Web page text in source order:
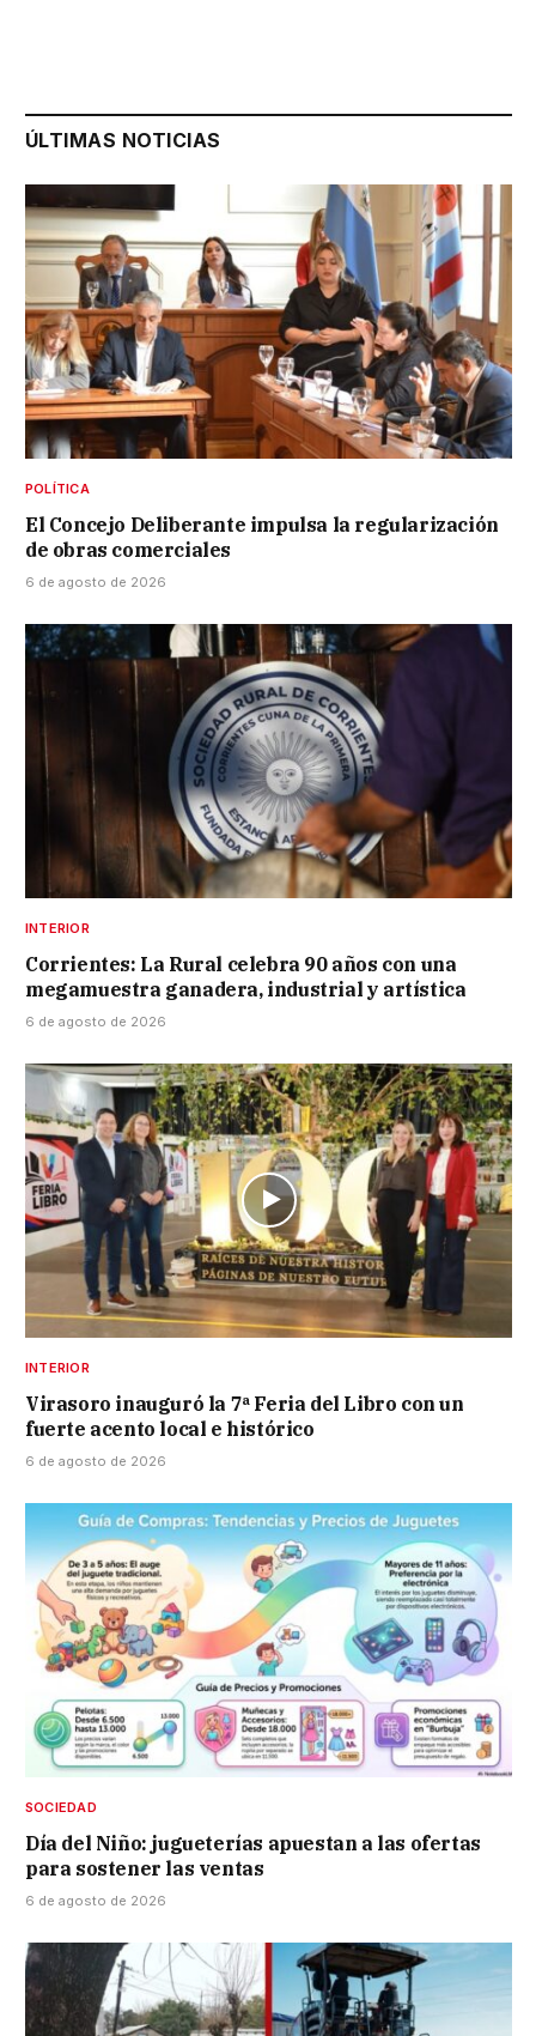
ÚLTIMAS NOTICIAS
POLÍTICA
El Concejo Deliberante impulsa la regularización
de obras comerciales
6 de agosto de 2026
INTERIOR
Corrientes: La Rural celebra 90 años con una
megamuestra ganadera, industrial y artística
6 de agosto de 2026
INTERIOR
Virasoro inauguró la 7ª Feria del Libro con un
fuerte acento local e histórico
6 de agosto de 2026
SOCIEDAD
Día del Niño: jugueterías apuestan a las ofertas
para sostener las ventas
6 de agosto de 2026